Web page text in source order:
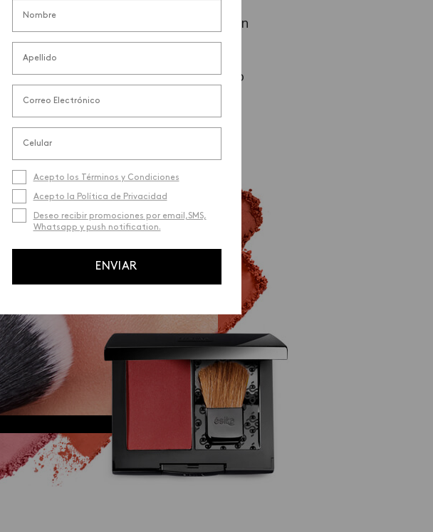
para esculpir y perfilar el rostro con
verano, así que te dejo el paso a paso
Iluminadores de Ésika.
Acepto los Términos y Condiciones
Acepto la Política de Privacidad
Deseo recibir promociones por email,SMS,
Whatsapp y push notification.
ENVIAR